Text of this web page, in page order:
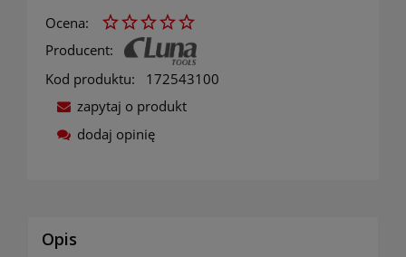
Ocena:
Producent:
Kod produktu:
172543100
zapytaj o produkt
dodaj opinię
Opis